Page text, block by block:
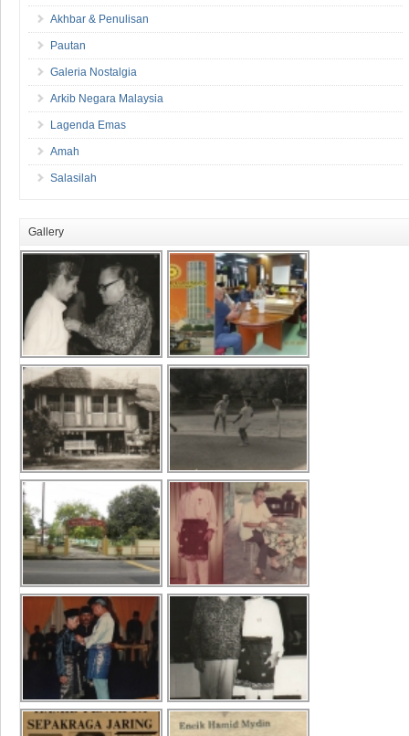
Akhbar & Penulisan
Pautan
Galeria Nostalgia
Arkib Negara Malaysia
Lagenda Emas
Amah
Salasilah
Gallery